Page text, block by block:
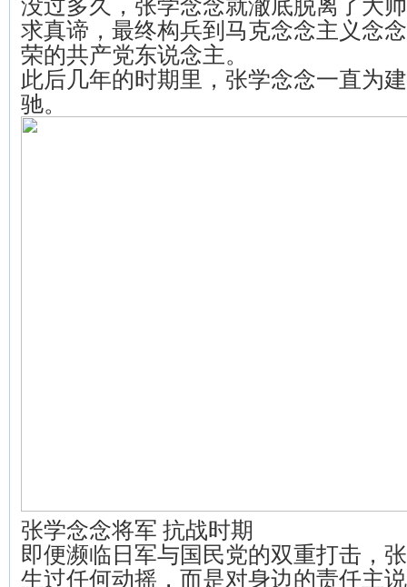
没过多久，张学念念就澈底脱离了大
求真谛，最终构兵到马克念念主义念
荣的共产党东说念主。
此后几年的时期里，张学念念一直为
驰。
张学念念将军 抗战时期
即便濒临日军与国民党的双重打击，
生过任何动摇，而是对身边的责任主